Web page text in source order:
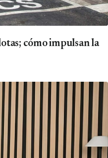
cómo impulsan la